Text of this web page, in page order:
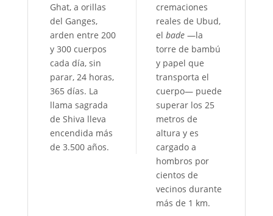
Ghat, a orillas
del Ganges,
arden entre 200
y 300 cuerpos
cada día, sin
parar, 24 horas,
365 días. La
llama sagrada
de Shiva lleva
encendida más
de 3.500 años.
cremaciones
reales de Ubud,
el bade—la
torre de bambú
y papel que
transporta el
cuerpo— puede
superar los 25
metros de
altura y es
cargado a
hombros por
cientos de
vecinos durante
más de 1 km.